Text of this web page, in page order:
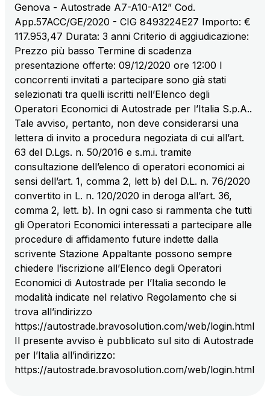
Elgea
Production and sale of energy from renewable
sources
AdMoving
Advertising spaces and services, event management
in service areas
YouVerse
Administrative, general and property management
services
Giovia
Cleaning activities on outdoor sites, green areas and
toilets
Società Italiana per il Traforo del Monte Bianco
S.p.A.
Network Km: 6
Concession expiring in 2050
Genova - Autostrade A7-A10-A12” Cod.
App.57ACC/GE/2020 - CIG 8493224E27 Importo: €
117.953,47 Durata: 3 anni Criterio di aggiudicazione:
Prezzo più basso Termine di scadenza
presentazione offerte: 09/12/2020 ore 12:00 I
concorrenti invitati a partecipare sono già stati
selezionati tra quelli iscritti nell’Elenco degli
Operatori Economici di Autostrade per l’Italia S.p.A..
Tale avviso, pertanto, non deve considerarsi una
lettera di invito a procedura negoziata di cui all’art.
63 del D.Lgs. n. 50/2016 e s.m.i. tramite
consultazione dell’elenco di operatori economici ai
sensi dell’art. 1, comma 2, lett b) del D.L. n. 76/2020
convertito in L. n. 120/2020 in deroga all’art. 36,
comma 2, lett. b). In ogni caso si rammenta che tutti
gli Operatori Economici interessati a partecipare alle
procedure di affidamento future indette dalla
scrivente Stazione Appaltante possono sempre
chiedere l’iscrizione all’Elenco degli Operatori
Economici di Autostrade per l’Italia secondo le
modalità indicate nel relativo Regolamento che si
trova all’indirizzo
https://autostrade.bravosolution.com/web/login.html
Il presente avviso è pubblicato sul sito di Autostrade
per l’Italia all’indirizzo:
https://autostrade.bravosolution.com/web/login.html